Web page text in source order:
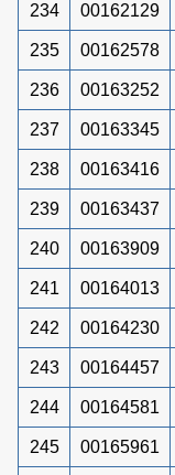
234 00162129
235 00162578
236 00163252
237 00163345
238 00163416
239 00163437
240 00163909
241 00164013
242 00164230
243 00164457
244 00164581
245 00165961